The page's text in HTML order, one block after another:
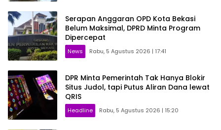
Serapan Anggaran OPD Kota Bekasi
Belum Maksimal, DPRD Minta Program
Dipercepat
News Rabu, 5 Agustus 2026 | 17:41
DPR Minta Pemerintah Tak Hanya Blokir
Situs Judol, tapi Putus Aliran Dana lewat
QRIS
Headline Rabu, 5 Agustus 2026 | 15:20